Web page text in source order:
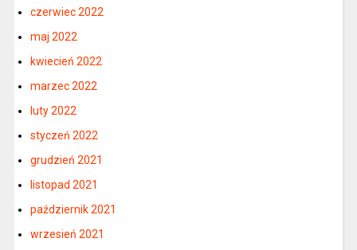
czerwiec 2022
maj 2022
kwiecień 2022
marzec 2022
luty 2022
styczeń 2022
grudzień 2021
listopad 2021
październik 2021
wrzesień 2021